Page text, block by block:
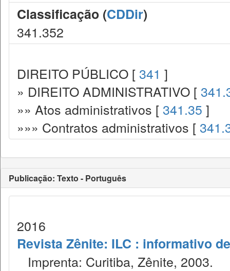
Classificação (CDDir)
341.352
DIREITO PÚBLICO [ 341 ]
» DIREITO ADMINISTRATIVO [
»» Atos administrativos [ 341.35 ]
»»» Contratos administrativos [
Publicação: Texto - Português
2016
Revista Zênite: ILC : informativo
Imprenta: Curitiba, Zênite, 2003.